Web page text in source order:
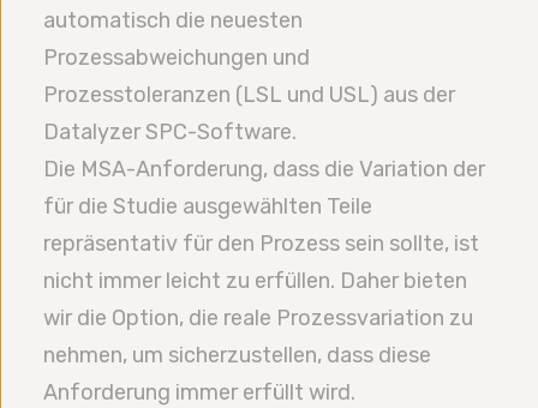
automatisch die neuesten
Prozessabweichungen und
Prozesstoleranzen (LSL und USL) aus der
Datalyzer SPC-Software.
Die MSA-Anforderung, dass die Variation der
für die Studie ausgewählten Teile
repräsentativ für den Prozess sein sollte, ist
nicht immer leicht zu erfüllen. Daher bieten
wir die Option, die reale Prozessvariation zu
nehmen, um sicherzustellen, dass diese
Anforderung immer erfüllt wird.